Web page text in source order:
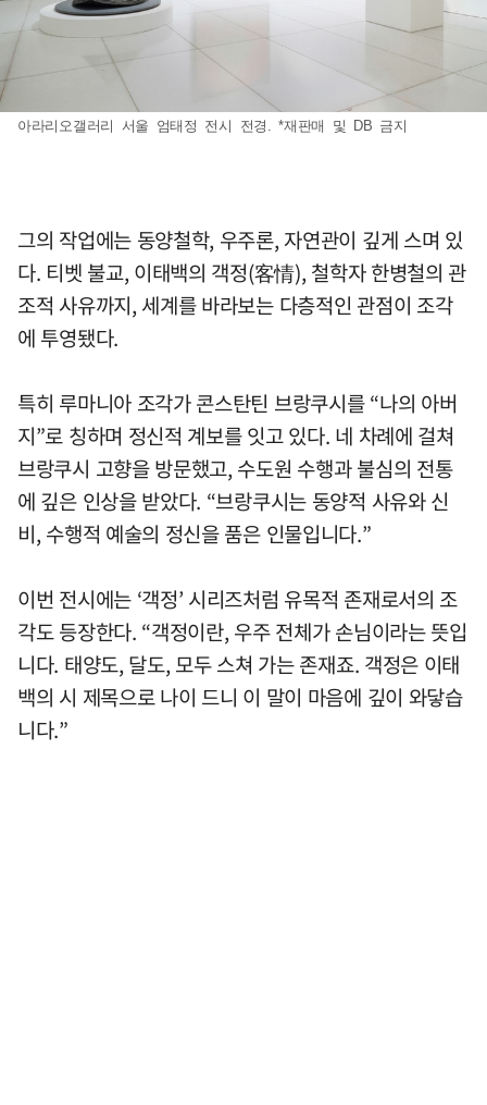
아라리오갤러리 서울 엄태정 전시 전경. *재판매 및 DB 금지
그의 작업에는 동양철학, 우주론, 자연관이 깊게 스며 있
다. 티벳 불교, 이태백의 객정(客情), 철학자 한병철의 관
조적 사유까지, 세계를 바라보는 다층적인 관점이 조각
에 투영됐다.
특히 루마니아 조각가 콘스탄틴 브랑쿠시를 “나의 아버
지”로 칭하며 정신적 계보를 잇고 있다. 네 차례에 걸쳐
브랑쿠시 고향을 방문했고, 수도원 수행과 불심의 전통
에 깊은 인상을 받았다. “브랑쿠시는 동양적 사유와 신
비, 수행적 예술의 정신을 품은 인물입니다.”
이번 전시에는 ‘객정’ 시리즈처럼 유목적 존재로서의 조
각도 등장한다. “객정이란, 우주 전체가 손님이라는 뜻입
니다. 태양도, 달도, 모두 스쳐 가는 존재죠. 객정은 이태
백의 시 제목으로 나이 드니 이 말이 마음에 깊이 와닿습
니다.”